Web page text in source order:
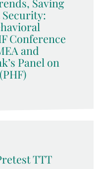
Saving
Conference
and
Panel on
TTT